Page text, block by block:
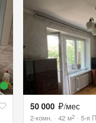
50 000 /мес
2-комн. 42 м2 5-я